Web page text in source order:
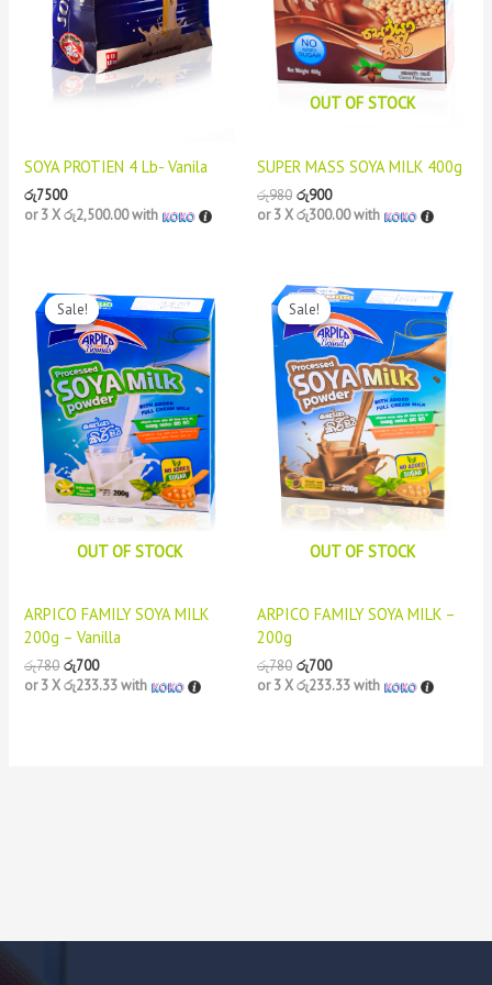
SOYA PROTIEN 4 Lb- Vanila
රු7500
or 3 Xරු2,500.00with
OUT OF STOCK
SUPER MASS SOYA MILK 400g
රු980 රු900
or 3 Xරු300.00with
Sale!
OUT OF STOCK
Sale!
ARPICO FAMILY SOYA MILK
200g – Vanilla
රු780
price
was:
රු780.
රු700
price
is:
රු700.
or 3 Xරු233.33with
Sale!
OUT OF STOCK
Sale!
ARPICO FAMILY SOYA MILK –
200g
රු780
Original
price
was:
රු780.
රු700
price
is:
රු700.
or 3 Xරු233.33with